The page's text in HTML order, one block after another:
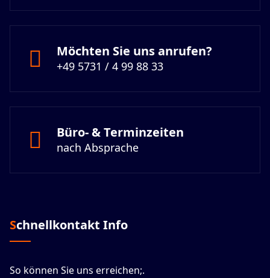
Möchten Sie uns anrufen?
+49 5731 / 4 99 88 33
Büro- & Terminzeiten
nach Absprache
Schnellkontakt Info
So können Sie uns erreichen;.